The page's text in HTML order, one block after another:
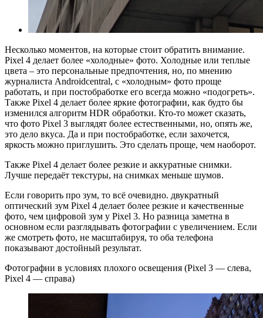
Несколько моментов, на которые стоит обратить внимание.
Pixel 4 делает более «холодные» фото. Холодные или теплые
цвета – это персональные предпочтения, но, по мнению
журналиста Androidcentral, с «холодным» фото проще
работать, и при постобработке его всегда можно «подогреть».
Также Pixel 4 делает более яркие фотографии, как будто бы
изменился алгоритм HDR обработки. Кто-то может сказать,
что фото Pixel 3 выглядят более естественными, но, опять же,
это дело вкуса. Да и при постобработке, если захочется,
яркость можно приглушить. Это сделать проще, чем наоборот.
Также Pixel 4 делает более резкие и аккуратные снимки.
Лучше передаёт текстуры, на снимках меньше шумов.
Если говорить про зум, то всё очевидно. двукратный
оптический зум Pixel 4 делает более резкие и качественные
фото, чем цифровой зум у Pixel 3. Но разница заметна в
основном если разглядывать фотографии с увеличением. Если
же смотреть фото, не масштабируя, то оба телефона
показывают достойный результат.
Фотографии в условиях плохого освещения (Pixel 3 — слева,
Pixel 4 — справа)